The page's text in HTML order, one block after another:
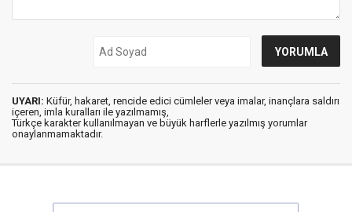
UYARI: Küfür, hakaret, rencide edici cümleler veya imalar, inançlara saldırı
içeren, imla kuralları ile yazılmamış,
Türkçe karakter kullanılmayan ve büyük harflerle yazılmış yorumlar
onaylanmamaktadır.